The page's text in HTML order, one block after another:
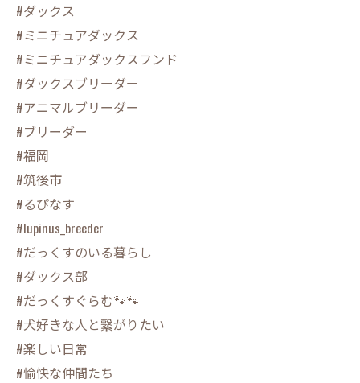
#ダックス
#ミニチュアダックス
#ミニチュアダックスフンド
#ダックスブリーダー
#アニマルブリーダー
#ブリーダー
#福岡
#筑後市
#るぴなす
#lupinus_breeder
#だっくすのいる暮らし
#ダックス部
#だっくすぐらむ🐾🐾
#犬好きな人と繋がりたい
#楽しい日常
#愉快な仲間たち